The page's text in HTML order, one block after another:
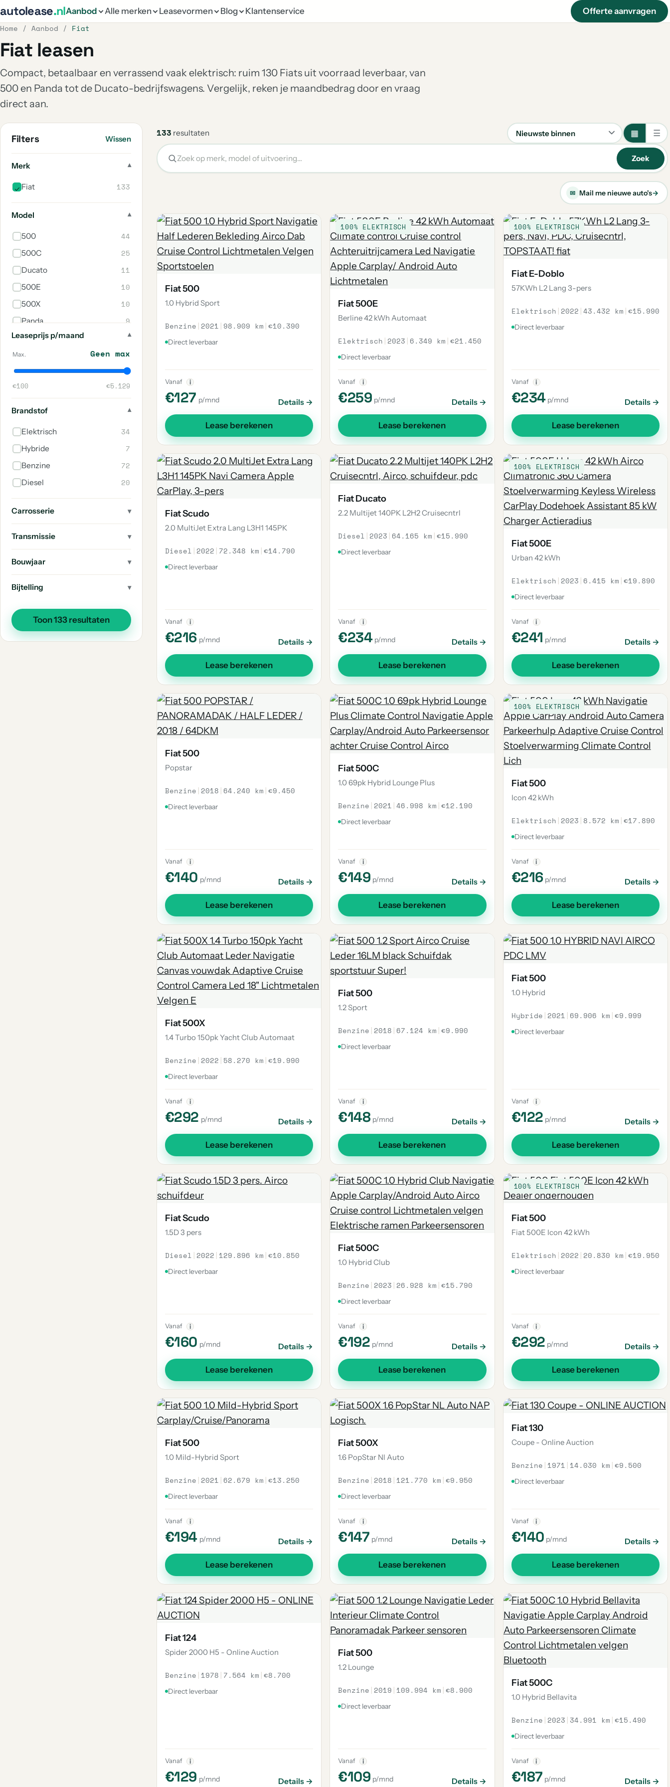
autolease.nlAanbod Alle merken Leasevormen Blog Klantenservice Offerte aanvragen
Home / Aanbod / Fiat
Fiat leasen
Compact, betaalbaar en verrassend vaak elektrisch: ruim 130 Fiats uit voorraad leverbaar, van
500 en Panda tot de Ducato-bedrijfswagens. Vergelijk, reken je maandbedrag door en vraag
direct aan.
Filters Wissen
Merk
Fiat 133
Model
500 44
500C 25
Ducato 11
500E 10
500X 10
Panda 9
Scudo 6
500L 3
Talento 3
Tipo 2
600 2
Overige
Spider 1
130 1
124 1
Leaseprijs p/maand
Max. Geen max
€100 €5.129
Brandstof
Elektrisch 34
Hybride 7
Benzine 72
Diesel 20
Carrosserie
Transmissie
Bouwjaar
Bijtelling
Toon 133 resultaten
133 resultaten
Sorteren
▦ ☰
Zoek
✉ Mail me nieuwe auto's→
Fiat 500
1.0 Hybrid Sport
Benzine | 2021 | 98.909 km |€10.390
Direct leverbaar
Vanaf i
€127 p/mnd Details →
Lease berekenen
100% ELEKTRISCH
Fiat 500E
Berline 42 kWh Automaat
Elektrisch | 2023 | 6.349 km |€21.450
Direct leverbaar
Vanaf i
€259 p/mnd Details →
Lease berekenen
100% ELEKTRISCH
Fiat E-Doblo
57KWh L2 Lang 3-pers
Elektrisch | 2022 |43.432 km |€15.990
Direct leverbaar
Vanaf i
€234 p/mnd Details →
Lease berekenen
Fiat Scudo
2.0 MultiJet Extra Lang L3H1 145PK
Diesel | 2022 | 72.348 km |€14.790
Direct leverbaar
Vanaf i
€216 p/mnd Details →
Lease berekenen
Fiat Ducato
2.2 Multijet 140PK L2H2 Cruisecntrl
Diesel | 2023 | 64.165 km |€15.990
Direct leverbaar
Vanaf i
€234 p/mnd Details →
Lease berekenen
100% ELEKTRISCH
Fiat 500E
Urban 42 kWh
Elektrisch | 2023 | 6.415 km |€19.890
Direct leverbaar
Vanaf i
€241 p/mnd Details →
Lease berekenen
Fiat 500
Popstar
Benzine | 2018 | 64.240 km |€9.450
Direct leverbaar
Vanaf i
€140 p/mnd Details →
Lease berekenen
Fiat 500C
1.0 69pk Hybrid Lounge Plus
Benzine | 2021 |46.998 km |€12.190
Direct leverbaar
Vanaf i
€149 p/mnd Details →
Lease berekenen
100% ELEKTRISCH
Fiat 500
Icon 42 kWh
Elektrisch | 2023 | 8.572 km |€17.890
Direct leverbaar
Vanaf i
€216 p/mnd Details →
Lease berekenen
Fiat 500X
1.4 Turbo 150pk Yacht Club Automaat
Benzine | 2022 | 58.270 km |€19.990
Direct leverbaar
Vanaf i
€292 p/mnd Details →
Lease berekenen
Fiat 500
1.2 Sport
Benzine | 2018 | 67.124 km |€9.990
Direct leverbaar
Vanaf i
€148 p/mnd Details →
Lease berekenen
Fiat 500
1.0 Hybrid
Hybride | 2021 | 69.906 km |€9.999
Direct leverbaar
Vanaf i
€122 p/mnd Details →
Lease berekenen
Fiat Scudo
1.5D 3 pers
Diesel | 2022 | 129.896 km |€10.850
Direct leverbaar
Vanaf i
€160 p/mnd Details →
Lease berekenen
Fiat 500C
1.0 Hybrid Club
Benzine | 2023 | 26.928 km |€15.790
Direct leverbaar
Vanaf i
€192 p/mnd Details →
Lease berekenen
100% ELEKTRISCH
Fiat 500
Fiat 500E Icon 42 kWh
Elektrisch | 2022 | 20.830 km |€19.950
Direct leverbaar
Vanaf i
€292 p/mnd Details →
Lease berekenen
Fiat 500
1.0 Mild-Hybrid Sport
Benzine | 2021 | 62.679 km |€13.250
Direct leverbaar
Vanaf i
€194 p/mnd Details →
Lease berekenen
Fiat 500X
1.6 PopStar Nl Auto
Benzine | 2018 | 121.770 km |€9.950
Direct leverbaar
Vanaf i
€147 p/mnd Details →
Lease berekenen
Fiat 130
Coupe - Online Auction
Benzine | 1971 | 14.030 km |€9.500
Direct leverbaar
Vanaf i
€140 p/mnd Details →
Lease berekenen
Fiat 124
Spider 2000 H5 - Online Auction
Benzine | 1978 | 7.564 km |€8.700
Direct leverbaar
Vanaf i
€129 p/mnd Details →
Fiat 500
1.2 Lounge
Benzine | 2019 | 109.994 km |€8.900
Direct leverbaar
Vanaf i
€109 p/mnd Details →
Fiat 500C
1.0 Hybrid Bellavita
Benzine | 2023 | 34.991 km |€15.490
Direct leverbaar
Vanaf i
€187 p/mnd Details →